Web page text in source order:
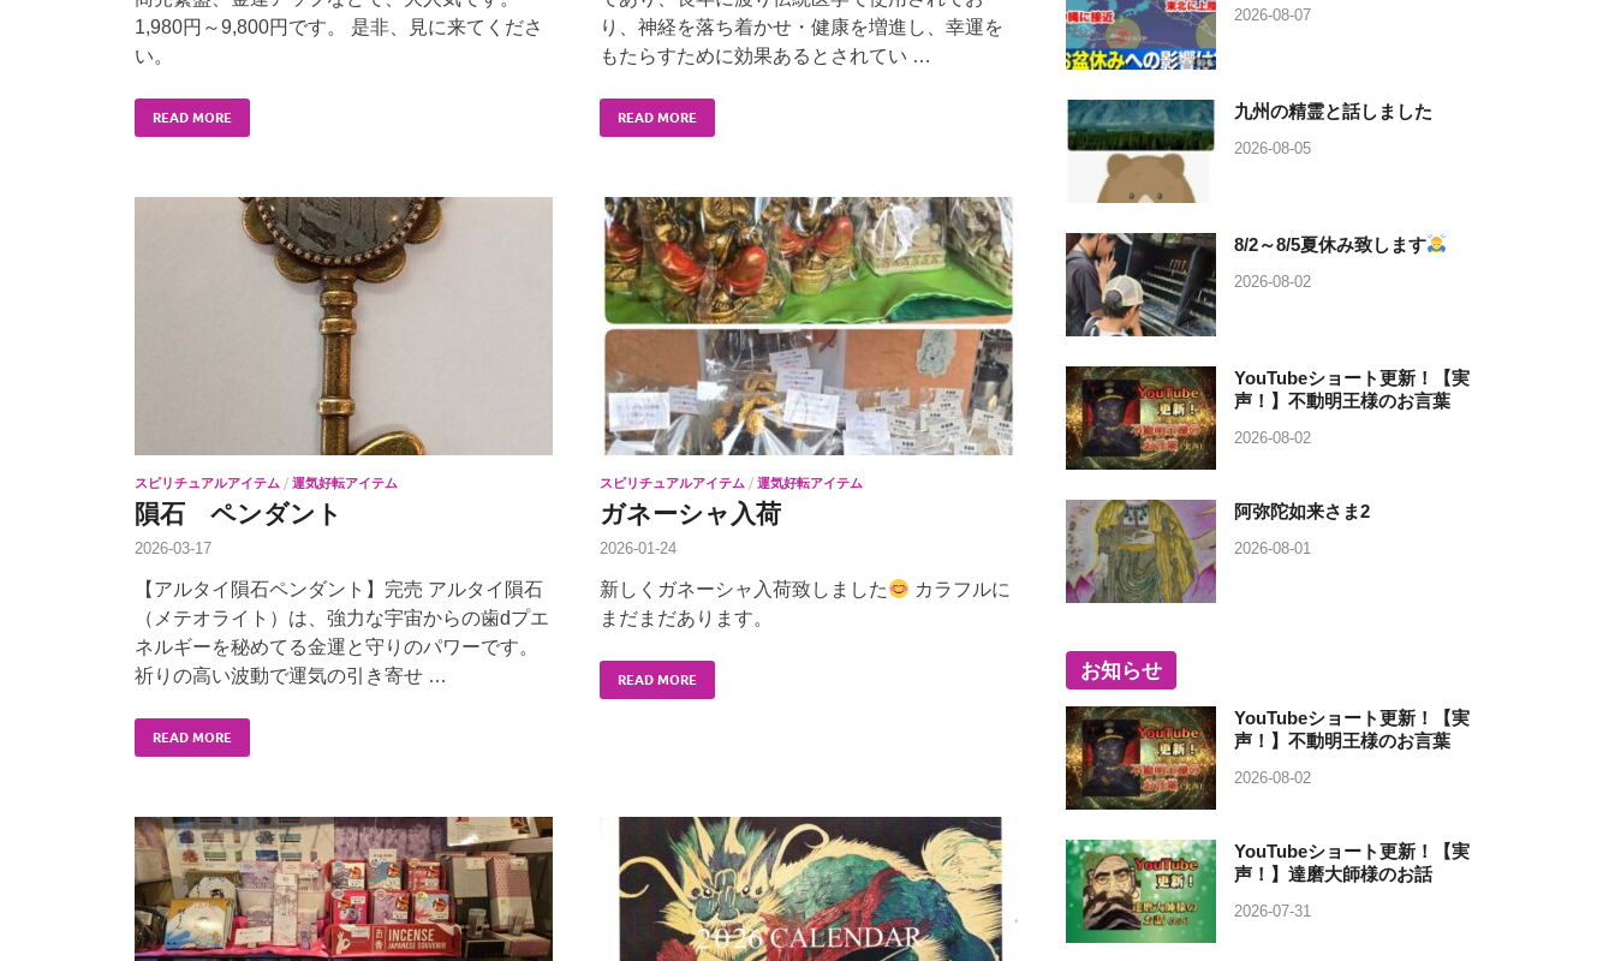
1,980円～9,800円です。 是非、見に来てくださ
い。
READ MORE
り、神経を落ち着かせ・健康を増進し、幸運を
もたらすために効果あるとされてい …
READ MORE
スピリチュアルアイテム / 運気好転アイテム
隕石 ペンダント
2026-03-17
【アルタイ隕石ペンダント】完売 アルタイ隕石
（メテオライト）は、強力な宇宙からの歯dプエ
ネルギーを秘めてる金運と守りのパワーです。
祈りの高い波動で運気の引き寄せ …
READ MORE
スピリチュアルアイテム / 運気好転アイテム
ガネーシャ入荷
2026-01-24
新しくガネーシャ入荷致しました
カラフルに
まだまだあります。
READ MORE
2026-08-07
九州の精霊と話しました
2026-08-05
8/2～8/5夏休み致します
2026-08-02
YouTubeショート更新！【実
声！】不動明王様のお言葉
2026-08-02
阿弥陀如来さま2
2026-08-01
お知らせ
YouTubeショート更新！【実
声！】不動明王様のお言葉
2026-08-02
YouTubeショート更新！【実
声！】達磨大師様のお話
2026-07-31